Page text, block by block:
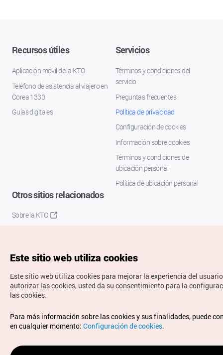
Recursos útiles
Aplicación móvil de la KTO
Teléfono de asistencia al viajero en
Corea 1330
Guías digitales
Servicios
Términos y condiciones del
servicio
Preguntas frecuentes
Política de privacidad
Configuración de cookies
Información sobre cookies
Términos y condiciones de
ubicación personal
Política de ubicación personal
Otros sitios relacionados
Sobre la KTO
Copyrights © Organización de Turismo de Corea. Todos los
derechos reservados.
Para informes de errores y cuestiones relacionadas con el
sitio web, dirija sus consultas al correoelectrónico oficial:
Este sitio web utiliza cookies
Este sitio web utiliza cookies para mejorar la experiencia del
autorizar las cookies, usted da su consentimiento para la
las cookies.
Para más información sobre las cookies y sus finalidades, puede
en cualquier momento: Configuración de cookies.